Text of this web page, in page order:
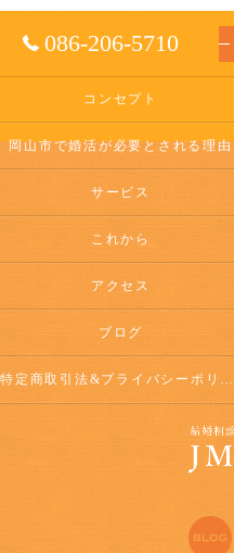
086-206-5710
コンセプト
岡山市で婚活が必要とされる理由
サービス
これから
アクセス
ブログ
特定商取引法&プライバシーポリシー